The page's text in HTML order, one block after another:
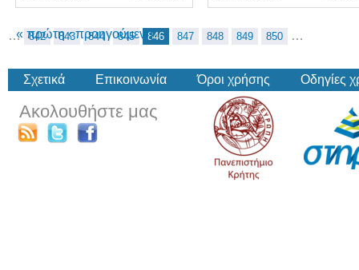
« πρώτη ‹ προηγούμενη
… 842 843 844 845 846 847 848 849 850 …
Σχετικά Επικοινωνία Όροι χρήσης Οδηγίες
Ακολουθήστε μας